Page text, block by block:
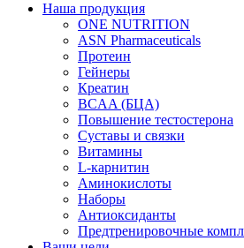
Наша продукция
ONE NUTRITION
ASN Pharmaceuticals
Протеин
Гейнеры
Креатин
BCAA (БЦА)
Повышение тестостерона
Суставы и связки
Витамины
L-карнитин
Аминокислоты
Наборы
Антиоксиданты
Предтренировочные